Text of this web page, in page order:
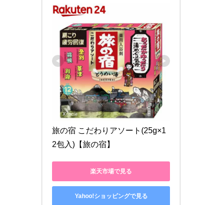
旅の宿 こだわりアソート(25g×1
2包入)【旅の宿】
楽天市場で見る
Yahoo!ショッピングで見る